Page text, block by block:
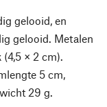
gelooid, en
gelooid. Metalen
× 2 cm).
5 cm,
29 g.